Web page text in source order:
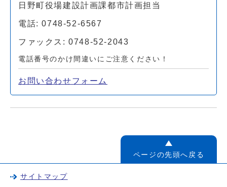
日野町役場建設計画課都市計画担当
電話: 0748-52-6567
ファックス: 0748-52-2043
電話番号のかけ間違いにご注意ください！
お問い合わせフォーム
ページの先頭へ戻る
サイトマップ